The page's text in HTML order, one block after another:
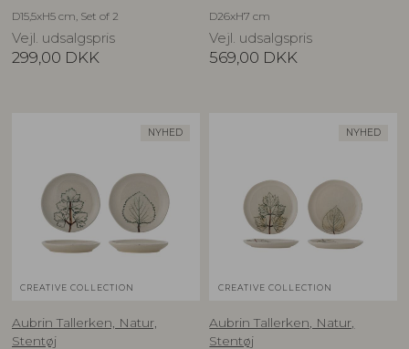
D15,5xH5 cm, Set of 2
Vejl. udsalgspris
299,00 DKK
D26xH7 cm
Vejl. udsalgspris
569,00 DKK
NYHED
CREATIVE COLLECTION
Aubrin Tallerken, Natur,
Stentøj
NYHED
CREATIVE COLLECTION
Aubrin Tallerken, Natur,
Stentøj